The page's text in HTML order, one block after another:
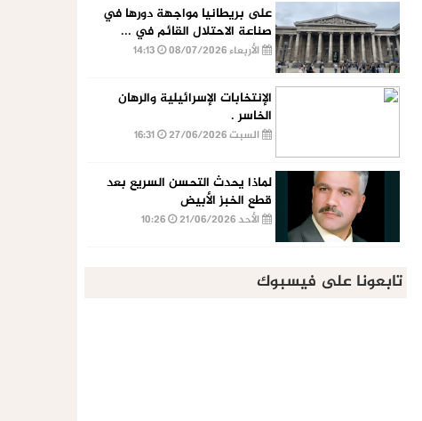
على بريطانيا مواجهة دورها في
صناعة الاحتلال القائم في ...
الأربعاء 08/07/2026
الإنتخابات الإسرائيلية والرهان
الخاسر .
السبت 27/06/2026
لماذا يحدث التحسن السريع بعد
قطع الخبز الأبيض
الأحد 21/06/2026
تابعونا على فيسبوك